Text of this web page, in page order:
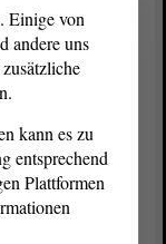
gerade
Einige von
andere uns
kann es zu
entsprechend
Plattformen